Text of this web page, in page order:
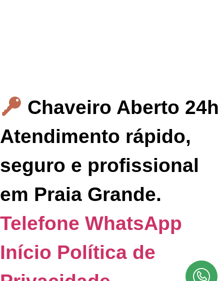
Chaveiro Aberto 24h
Atendimento rápido,
seguro e profissional
em Praia Grande.
Telefone WhatsApp
Início Política de